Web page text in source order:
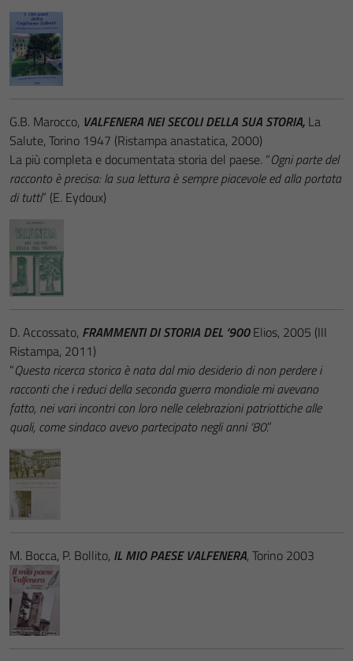
G.B. Marocco, VALFENERA NEI SECOLI DELLA SUA STORIA, La
Salute, Torino 1947 (Ristampa anastatica, 2000)
La più completa e documentata storia del paese. “Ogni parte del
racconto è precisa: la sua lettura è sempre piacevole ed alla portata
di tutti” (E. Eydoux)
D. Accossato, FRAMMENTI DI STORIA DEL ‘900Elios, 2005 (III
Ristampa, 2011)
“Questa ricerca storica è nata dal mio desiderio di non perdere i
racconti che i reduci della seconda guerra mondiale mi avevano
fatto, nei vari incontri con loro nelle celebrazioni patriottiche alle
quali, come sindaco avevo partecipato negli anni ‘80.”
M. Bocca, P. Bollito, IL MIO PAESE VALFENERA, Torino 2003